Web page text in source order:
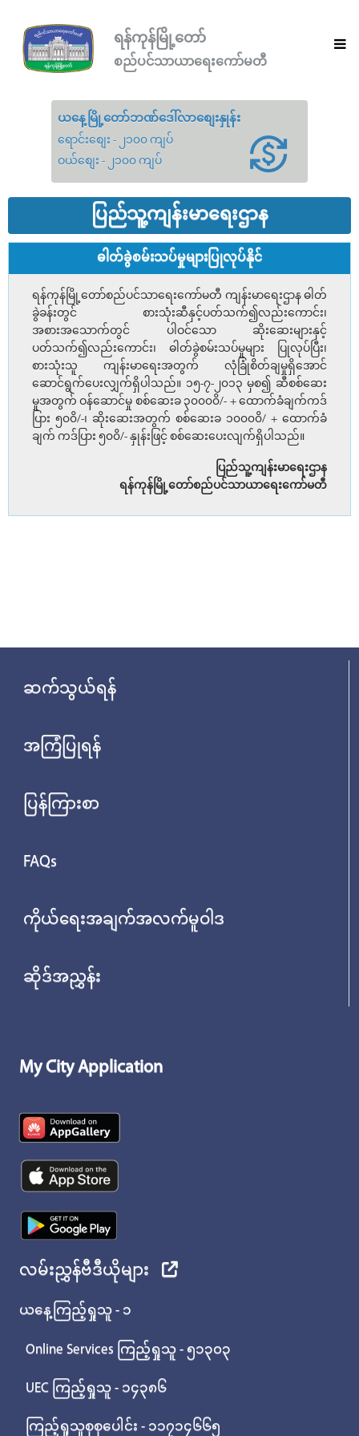
ရန်ကုန်မြို့တော်
စည်ပင်သာယာရေးကော်မတီ
ယနေ့မြို့တော်ဘဏ်ဒေါ်လာစျေးနှုန်း
ရောင်းစျေး - ၂၁၀၀ ကျပ်
ဝယ်စျေး - ၂၁၀၀ ကျပ်
ပြည်သူ့ကျန်းမာရေးဌာန
ဓါတ်ခွဲစမ်းသပ်မှုများပြုလုပ်နိုင်
ရန်ကုန်မြို့တော်စည်ပင်သာရေးကော်မတီ ကျန်းမာရေးဌာန ဓါတ်
ခွဲခန်းတွင် စားသုံးဆီနှင့်ပတ်သက်၍လည်းကောင်း၊
အစားအသောက်တွင် ပါဝင်သော ဆိုးဆေးများနှင့်
ပတ်သက်၍လည်းကောင်း၊ ဓါတ်ခွဲစမ်းသပ်မှုများ ပြုလုပ်ပြီး၊
စားသုံးသူ ကျန်းမာရေးအတွက် လုံခြုံစိတ်ချမှုရှိအောင်
ဆောင်ရွက်ပေးလျှက်ရှိပါသည်။ ၁၅-၇-၂၀၁၃ မှစ၍ ဆီစစ်ဆေး
မှုအတွက် ဝန်ဆောင်မှု စစ်ဆေးခ ၃၀၀၀၀ိ/- + ထောက်ခံချက်ကဒ်
ပြား ၅၀၀ိ/-၊ ဆိုးဆေးအတွက် စစ်ဆေးခ ၁၀၀၀၀ိ/ + ထောက်ခံ
ချက် ကဒ်ပြား ၅၀၀ိ/- နှုန်းဖြင့် စစ်ဆေးပေးလျက်ရှိပါသည်။
ပြည်သူ့ကျန်းမာရေးဌာန
ရန်ကုန်မြို့တော်စည်ပင်သာယာရေးကော်မတီ
ဆက်သွယ်ရန်
အကြံပြုရန်
ပြန်ကြားစာ
FAQs
ကိုယ်ရေးအချက်အလက်မူဝါဒ
ဆိုဒ်အညွှန်း
My City Application
လမ်းညွှန်ဗီဒီယိုများ
ယနေ့ကြည့်ရှုသူ - ၁
Online Services ကြည့်ရှုသူ - ၅၁၃၀၃
UEC ကြည့်ရှုသူ - ၁၄၃၈၆
ကြည့်ရှုသူစုစုပေါင်း - ၁၁၇၁၄၆၆၅